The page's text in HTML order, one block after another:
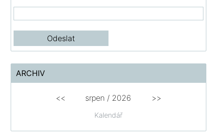
ARCHIV
Kalendář
<< srpen / 2026 >>